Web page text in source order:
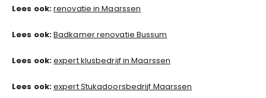
Lees ook:renovatie in Maarssen
Lees ook:Badkamer renovatie Bussum
Lees ook:expert klusbedrijf in Maarssen
Lees ook:expert Stukadoorsbedrijf Maarssen